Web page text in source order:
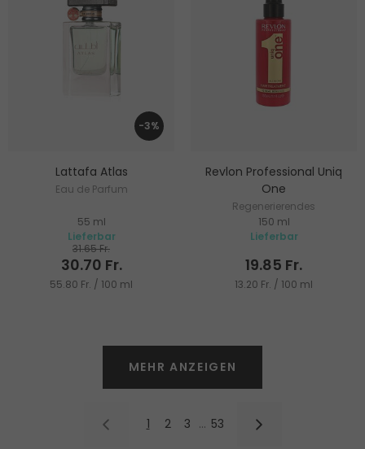
-3%
Lattafa Atlas
Eau de Parfum
55 ml
Lieferbar
31.65 Fr.
30.70 Fr.
55.80 Fr. / 100 ml
Revlon Professional Uniq
One
Regenerierendes
Haarpflegespray ohne
Ausspülen
150 ml
Lieferbar
19.85 Fr.
13.20 Fr. / 100 ml
MEHR ANZEIGEN
1 2 3 … 53